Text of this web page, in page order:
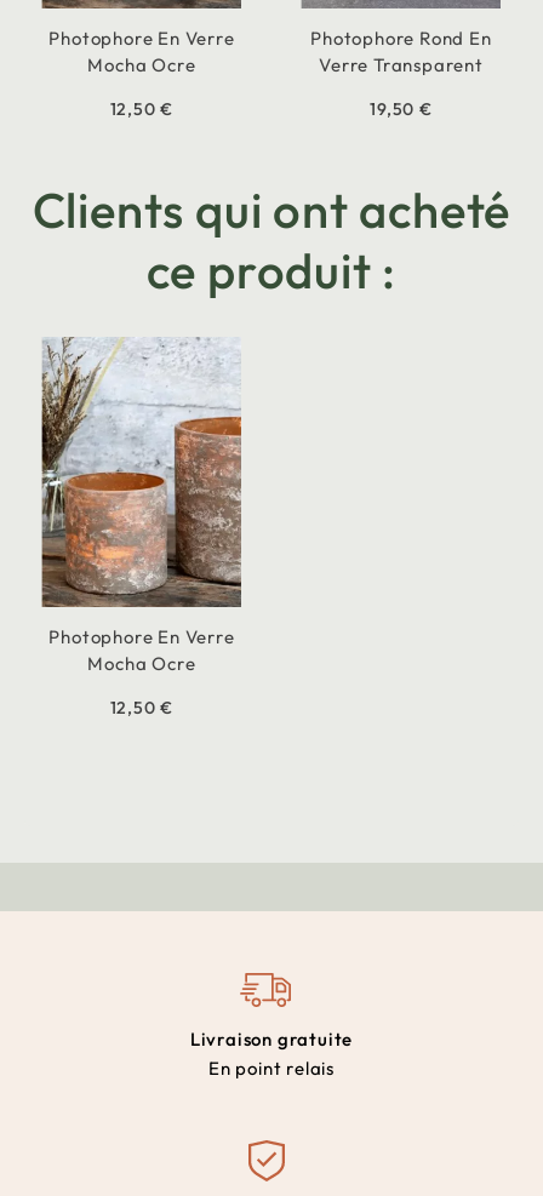
Photophore En Verre
Mocha Ocre
12,50 €
Photophore Rond En
Verre Transparent
19,50 €
Clients qui ont acheté
ce produit :
Photophore En Verre
Mocha Ocre
12,50 €
Livraison gratuite
En point relais